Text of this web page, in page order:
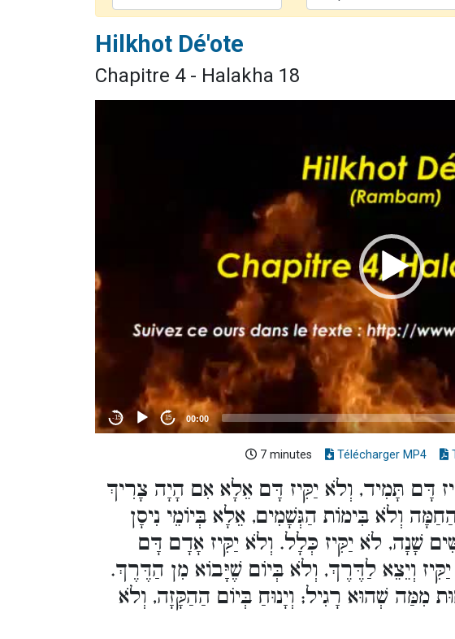
Hilkhot Dé'ote
Chapitre 4 - Halakha 18
7 minutes Télécharger MP4
דָּם תָּמִיד, וְלֹא יַקִּיז דָּם אֵלָא אִם הָיָה צָרִיךְ
וְלֹא בִּימוֹת הַגְּשָׁמִים, אֵלָא בְּיוֹמֵי נִיסָן
שָׁנָה, לֹא יַקִּיז כְּלָל. וְלֹא יַקִּיז אָדָם דָּם
וְיֵצֵא לַדֶּרֶךְ, וְלֹא בְּיוֹם שֶׁיָּבוֹא מִן הַדֶּרֶךְ.
מִמַּה שְׁהוּא רָגִיל; וְיָנוּחַ בְּיוֹם הַהַקָּזָה, וְלֹא